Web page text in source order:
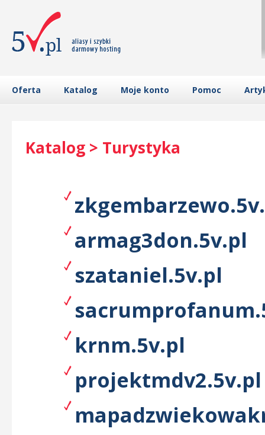
Oferta Katalog Moje konto Pomoc
Katalog > Turystyka
armag3don.5v.pl
szataniel.5v.pl
krnm.5v.pl
projektmdv2.5v.pl